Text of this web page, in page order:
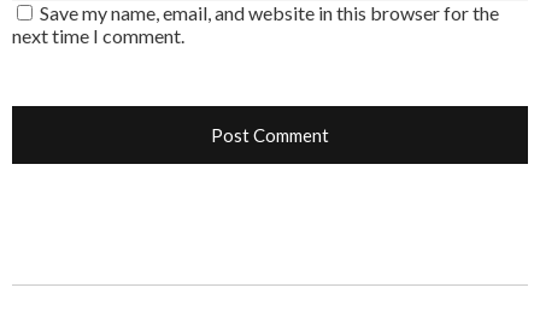
Save my name, email, and website in this browser for the
next time I comment.